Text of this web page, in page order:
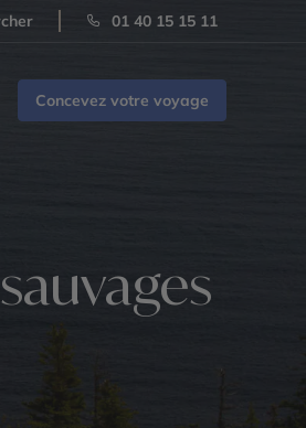
01 40 15 15 11
Concevez votre voyage